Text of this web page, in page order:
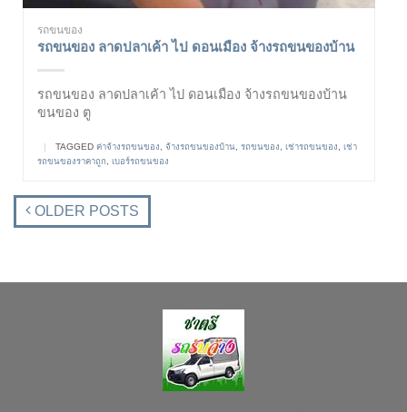
รถขนของ
รถขนของ ลาดปลาเค้า ไป ดอนเมือง จ้างรถขนของบ้าน
รถขนของ ลาดปลาเค้า ไป ดอนเมือง จ้างรถขนของบ้าน
ขนของ ตู
TAGGED ค่าจ้างรถขนของ, จ้างรถขนของบ้าน, รถขนของ, เช่ารถขนของ, เช่า
รถขนของราคาถูก, เบอร์รถขนของ
OLDER POSTS